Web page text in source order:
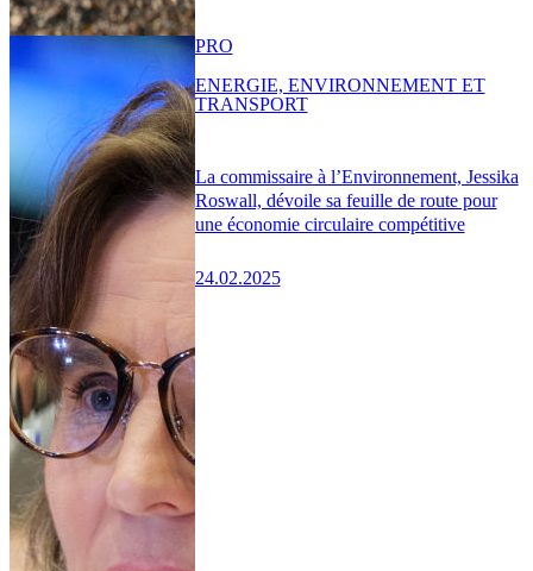
La commissaire à l’Environnement, Jessika
Roswall, dévoile sa feuille de route pour
une économie circulaire compétitive
24.02.2025
PRO
ENERGIE, ENVIRONNEMENT ET
TRANSPORT